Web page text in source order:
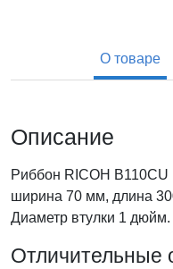
О товаре
Описание
Риббон RICOH
ширина 70 мм, длина
Диаметр втулки 1 дюйм.
Отличительные